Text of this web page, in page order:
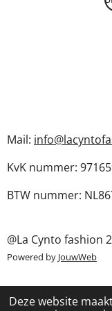
Deze website
Mail:
KvK nummer:
BTW nummer:
@La Cynto fashion
Powered by JouwWeb